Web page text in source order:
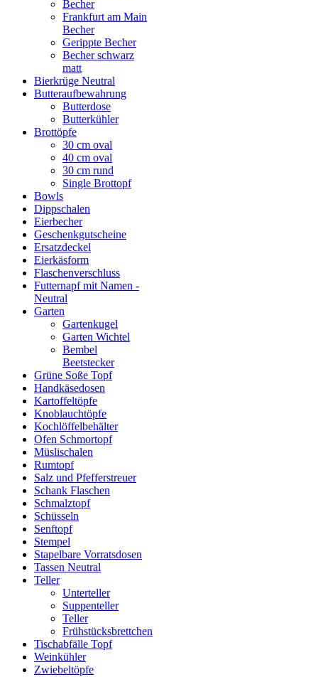
Becher
Frankfurt am Main
Becher
Gerippte Becher
Becher schwarz
matt
Bierkrüge Neutral
Butteraufbewahrung
Butterdose
Butterkühler
Brottöpfe
30 cm oval
40 cm oval
30 cm rund
Single Brottopf
Bowls
Dippschalen
Eierbecher
Geschenkgutscheine
Ersatzdeckel
Eierkäsform
Flaschenverschluss
Futternapf mit Namen -
Neutral
Garten
Gartenkugel
Garten Wichtel
Bembel
Beetstecker
Grüne Soße Topf
Handkäsedosen
Kartoffeltöpfe
Knoblauchtöpfe
Kochlöffelbehälter
Ofen Schmortopf
Müslischalen
Rumtopf
Salz und Pfefferstreuer
Schank Flaschen
Schmalztopf
Schüsseln
Senftopf
Stempel
Stapelbare Vorratsdosen
Tassen Neutral
Teller
Unterteller
Suppenteller
Teller
Frühstücksbrettchen
Tischabfälle Topf
Weinkühler
Zwiebeltöpfe